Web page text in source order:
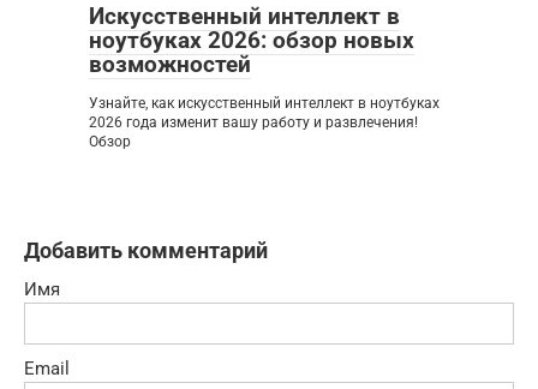
Искусственный интеллект в
ноутбуках 2026: обзор новых
возможностей
Узнайте, как искусственный интеллект в ноутбуках
2026 года изменит вашу работу и развлечения!
Обзор
Добавить комментарий
Имя
Email